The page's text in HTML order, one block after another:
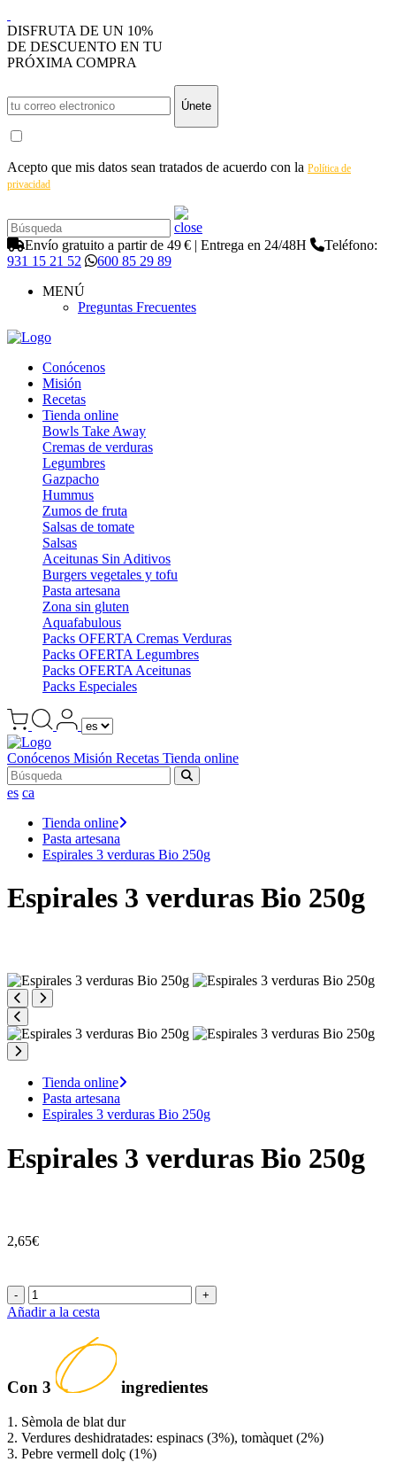
DISFRUTA DE UN 10%
DE DESCUENTO EN TU
PRÓXIMA COMPRA
Únete
Acepto que mis datos sean tratados de acuerdo con la Política de
privacidad
Envío gratuito a partir de 49 € | Entrega en 24/48H
Teléfono:
931 15 21 52
600 85 29 89
MENÚ
Preguntas Frecuentes
Conócenos
Misión
Recetas
Tienda online
Bowls Take Away
Cremas de verduras
Legumbres
Gazpacho
Hummus
Zumos de fruta
Salsas de tomate
Salsas
Aceitunas Sin Aditivos
Burgers vegetales y tofu
Pasta artesana
Zona sin gluten
Aquafabulous
Packs OFERTA Cremas Verduras
Packs OFERTA Legumbres
Packs OFERTA Aceitunas
Packs Especiales
Conócenos Misión Recetas Tienda online
es ca
Tienda online
Pasta artesana
Espirales 3 verduras Bio 250g
Espirales 3 verduras Bio 250g
Tienda online
Pasta artesana
Espirales 3 verduras Bio 250g
Espirales 3 verduras Bio 250g
2,65€
- +
Añadir a la cesta
Con 3 ingredientes
1. Sèmola de blat dur
2. Verdures deshidratades: espinacs (3%), tomàquet (2%)
3. Pebre vermell dolç (1%)